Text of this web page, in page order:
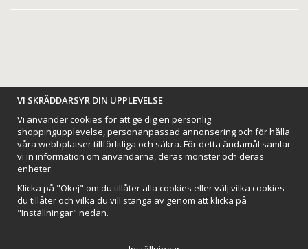
BETALNINGSALTERNATIV
VI SKICKAR MED
VI SKRÄDDARSYR DIN UPPLEVELSE
Vi använder cookies för att ge dig en personlig
shoppingupplevelse, personanpassad annonsering och för hålla
våra webbplatser tillförlitliga och säkra. För detta ändamål samlar
vi in information om användarna, deras mönster och deras
enheter.
Klicka på "Okej" om du tillåter alla cookies eller välj vilka cookies
du tillåter och vilka du vill stänga av genom att klicka på
"Inställningar" nedan.